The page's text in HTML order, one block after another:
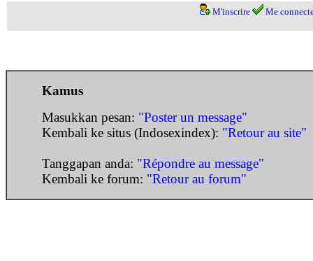
M'inscrire Me
Kamus
Masukkan pesan: "Poster un message"
Kembali ke situs (Indosexindex): "Retour au site"
Tanggapan anda: "Répondre au message"
Kembali ke forum: "Retour au forum"